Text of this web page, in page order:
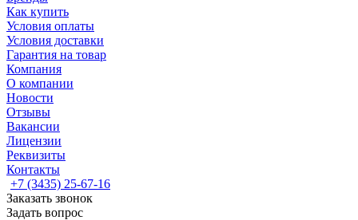
Как купить
Условия оплаты
Условия доставки
Гарантия на товар
Компания
О компании
Новости
Отзывы
Вакансии
Лицензии
Реквизиты
Контакты
+7 (3435) 25-67-16
Заказать звонок
Задать вопрос